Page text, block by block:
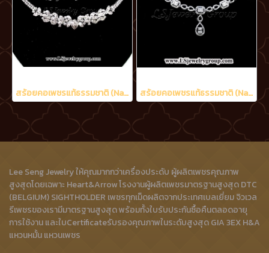
สร้อยคอเพชรแท้ธรรมชาติ (Natural Diamonds) 6.50 Ct. สร้อยคอเพชรแท้ธรรมชาติ (Natural Diamonds) น้ำงามที่สุด (Perfect Heart&Arrow Ideal Cut) 3.20 Ct.
Lee Seng Jewelry ให้คุณมากกว่าเครื่องประดับ ผู้ผลิตเพชรคุณภาพ
สูงสุดโดยเฉพาะ Heart&Arrow โรงงานผู้ผลิตเพชรมาตรฐานสูงสุด DTC
(BELGIUM) SIGHTHOLDER เพชรทุกเม็ดผลิตจากประเทศเบลเยี่ยม จิวเวล
รีเพชรของเรามีมาตรฐานสูงสุด พร้อมทั้งใบรับประกันซื้อคืนตลอดอายุ
การใช้งาน และใบCertificateรับรองคุณภาพในระดับสูงสุด GIA 3EX H&A
แหวนหมั้น แหวนเพชร